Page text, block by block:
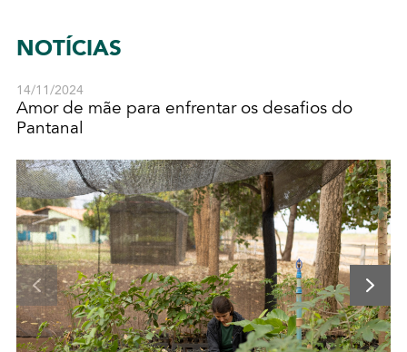
NOTÍCIAS
14/11/2024
Amor de mãe para enfrentar os desafios do
Pantanal